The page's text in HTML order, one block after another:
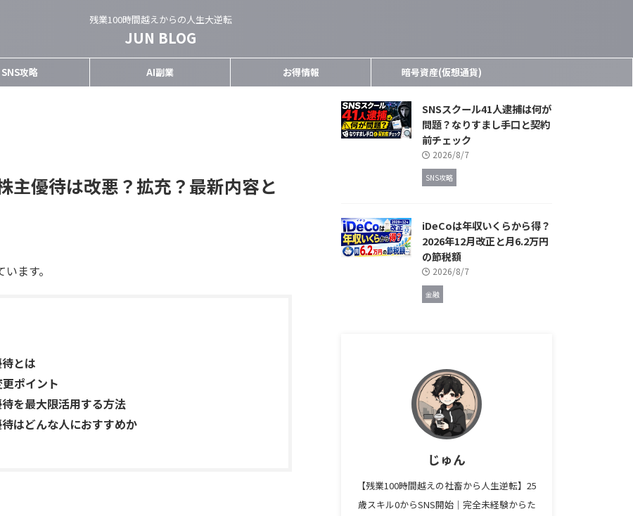
残業100時間越えからの人生大逆転
JUN BLOG
SNS攻略 AI副業 お得情報 暗号資産(仮想通貨)
主優待は改悪？拡充？最新内容と
ます。
とは
ポイント
を最大限活用する方法
はどんな人におすすめか
SNSスクール41人逮捕は何が
問題？なりすまし手口と契約
前チェック
2026/8/7
SNS攻略
iDeCoは年収いくらから得？
2026年12月改正と月6.2万円
の節税額
2026/8/7
金融
じゅん
【残業100時間越えの社畜から人生逆転】25
歳スキル0からSNS開始｜完全未経験からた